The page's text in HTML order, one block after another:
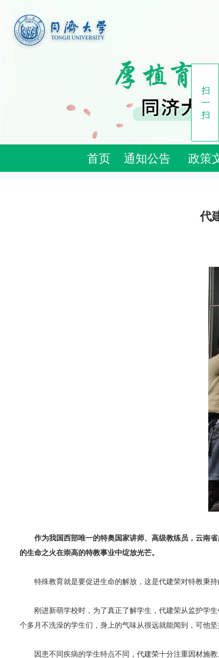
首页 通知公告 政策
代
作为我国西部唯一的特奥国家讲师、高级教练员，云南
的生命之火在崇高的特教事业中绽放光芒。
特殊教育就是要促进生命的解放，这是代建荣对特教秉
刚进新萌学校时，为了真正了解学生，代建荣从监护学
个多月不洗澡的学生们，身上的气味从很远就能闻到，可他
因患不同疾病的学生特点不同，代建荣十分注重因材施
扫
一
扫